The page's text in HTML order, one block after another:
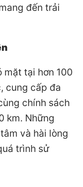
đến trải
mặt tại hơn 100
cung cấp đa
chính sách
km. Những
và hài lòng
trình sử